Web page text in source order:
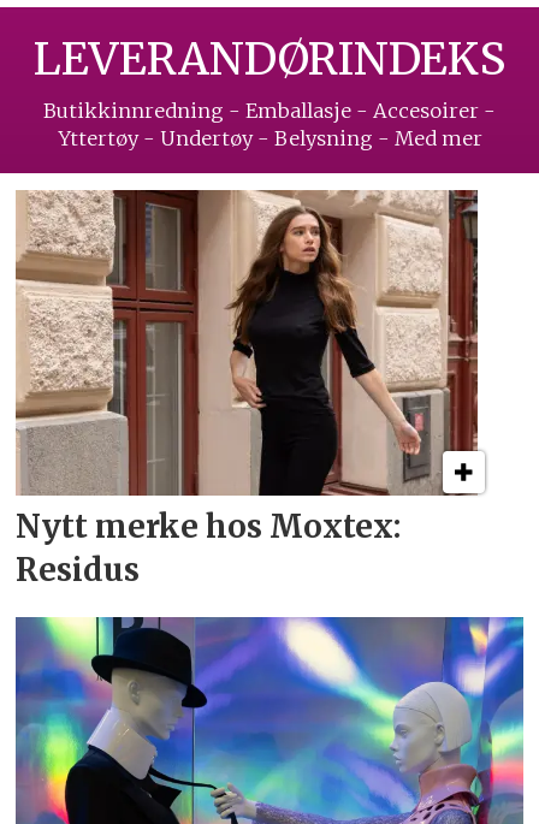
LEVERANDØRINDEKS
Butikkinnredning - Emballasje - Accesoirer -
Yttertøy - Undertøy - Belysning - Med mer
Nytt merke hos Moxtex:
Residus